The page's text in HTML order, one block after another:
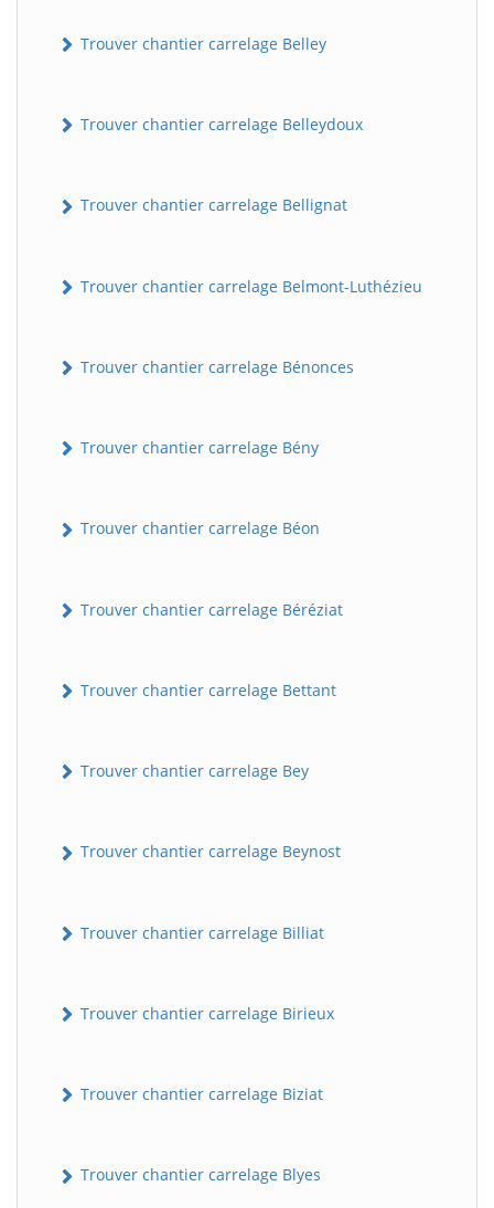
Trouver chantier carrelage Belley
Trouver chantier carrelage Belleydoux
Trouver chantier carrelage Bellignat
Trouver chantier carrelage Belmont-Luthézieu
Trouver chantier carrelage Bénonces
Trouver chantier carrelage Bény
Trouver chantier carrelage Béon
Trouver chantier carrelage Béréziat
Trouver chantier carrelage Bettant
Trouver chantier carrelage Bey
Trouver chantier carrelage Beynost
Trouver chantier carrelage Billiat
Trouver chantier carrelage Birieux
Trouver chantier carrelage Biziat
Trouver chantier carrelage Blyes